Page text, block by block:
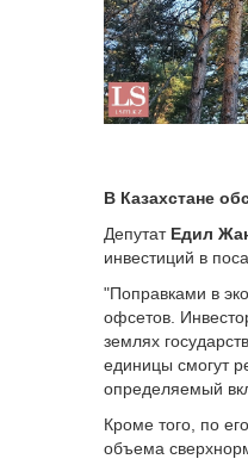
В Казахстане
ДепутатЕдил
инвестиций в
"Поправками в
офсетов.
землях
единицы смогут
определяемый
Кроме того, по
объема